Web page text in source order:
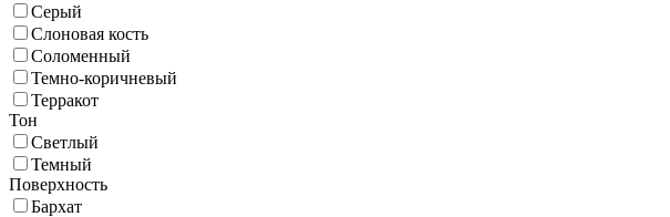
Серый
Слоновая кость
Соломенный
Темно-коричневый
Терракот
Тон
Светлый
Темный
Поверхность
Бархат